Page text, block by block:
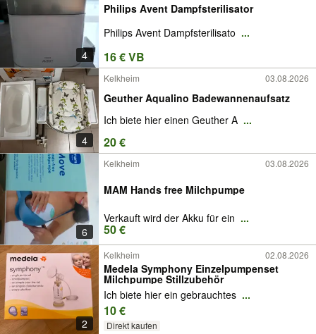
4
Philips Avent Dampfsterilisator
Philips Avent Dampfsterilisato ...
16 € VB
4
Kelkheim 03.08.2026
Geuther Aqualino Badewannenaufsatz
Ich biete hier einen Geuther A ...
20 €
6
Kelkheim 03.08.2026
MAM Hands free Milchpumpe
Verkauft wird der Akku für ein ...
50 €
2
Kelkheim 02.08.2026
Medela Symphony Einzelpumpenset
Milchpumpe Stillzubehör
Ich biete hier ein gebrauchtes ...
10 €
Direkt kaufen